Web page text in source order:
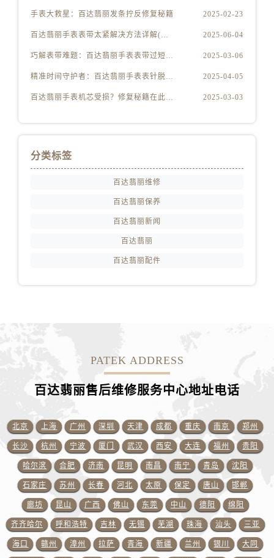
手表大救星：百达翡丽发条拧反修复秘籍 2025-02-23
百达翡丽手表表带太紧解决方法详解(轻松调整佩戴舒适度的技巧) 2025-06-04
巧解表带难题：百达翡丽手表表带过短轻松应对指南 2025-03-06
精准时间守护者：百达翡丽手表表针脱落简易修复指南 2025-04-05
百达翡丽手表机芯受损？修复秘籍在此，守护您的奢华时光！ 2025-03-03
分类标签
百达翡丽维修
百达翡丽保养
百达翡丽新闻
百达翡丽
百达翡丽配件
PATEK ADDRESS
百达翡丽售后维修服务中心地址电话
北京 上海 广州 深圳 天津 成都 重庆 南京 郑州
长沙 杭州 宁波 厦门 武汉 西安 大连 福州 贵阳
哈尔滨 合肥 济南 昆明 南昌 南宁 青岛 沈阳
石家庄 苏州 长春 河北 太原 保定 唐山 邯郸
廊坊 昆山 广西 佛山 东莞 中山 德阳 绵阳
齐齐哈尔 呼和浩特 吉林 无锡 芜湖 珠海 汕头 三亚
海口 赣州 漳州 拉萨 青海 新疆 兰州 银川 大同